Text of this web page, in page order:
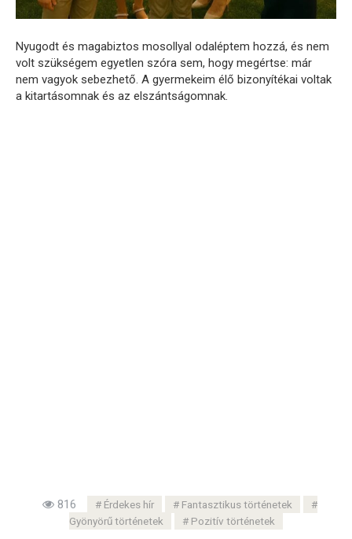
Nyugodt és magabiztos mosollyal odaléptem hozzá, és nem
volt szükségem egyetlen szóra sem, hogy megértse: már
nem vagyok sebezhető. A gyermekeim élő bizonyítékai voltak
a kitartásomnak és az elszántságomnak.
816 Érdekes hír
Fantasztikus történetek
Gyönyörű történetek
Pozitív történetek